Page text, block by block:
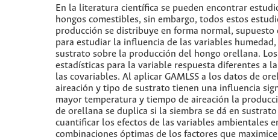
En la literatura científica se pueden encontrar
hongos comestibles, sin embargo, todos estos
producción se distribuye en forma normal, supuesto
para estudiar la influencia de las variables
sustrato sobre la producción del hongo orellana.
estadísticas para la variable respuesta diferentes a
las covariables. Al aplicar GAMLSS a los datos de
aireación y tipo de sustrato tienen una influencia
mayor temperatura y tiempo de aireación la
de orellana se duplica si la siembra se dá en
cuantificar los efectos de las variables ambientales
combinaciones óptimas de los factores que